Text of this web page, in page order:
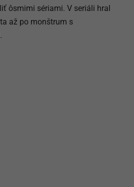
ôsmimi sériami. V seriáli hral
až po monštrum s